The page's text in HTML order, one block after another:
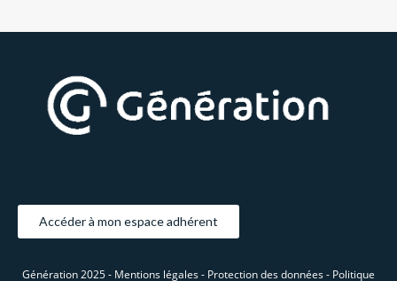
Accéder à mon espace adhérent
Génération 2025 - Mentions légales - Protection des données - Politique